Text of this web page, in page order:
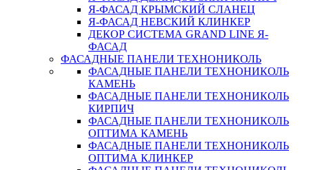
Я-ФАСАД КРЫМСКИЙ СЛАНЕЦ
Я-ФАСАД НЕВСКИЙ КЛИНКЕР
ДЕКОР СИСТЕМА GRAND LINE Я-
ФАСАД
ФАСАДНЫЕ ПАНЕЛИ ТЕХНОНИКОЛЬ
ФАСАДНЫЕ ПАНЕЛИ ТЕХНОНИКОЛЬ
КАМЕНЬ
ФАСАДНЫЕ ПАНЕЛИ ТЕХНОНИКОЛЬ
КИРПИЧ
ФАСАДНЫЕ ПАНЕЛИ ТЕХНОНИКОЛЬ
ОПТИМА КАМЕНЬ
ФАСАДНЫЕ ПАНЕЛИ ТЕХНОНИКОЛЬ
ОПТИМА КЛИНКЕР